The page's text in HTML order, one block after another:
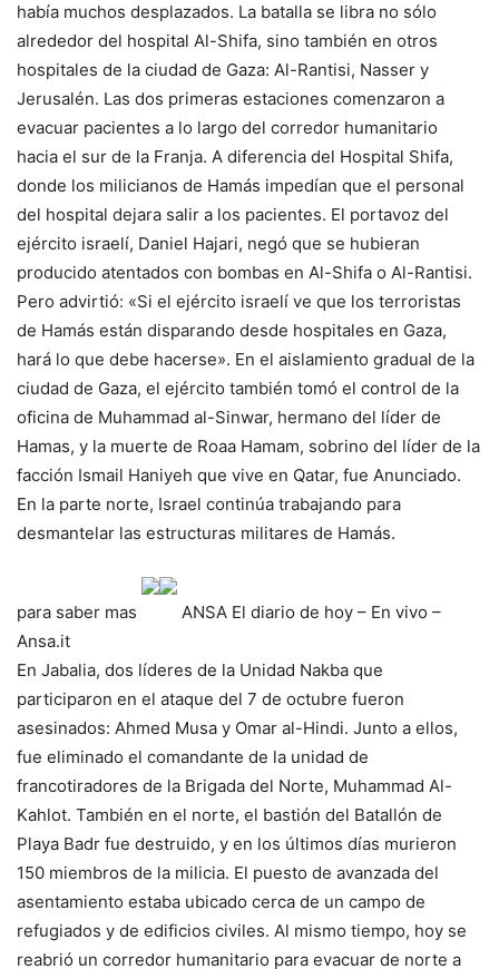
había muchos desplazados. La batalla se libra no sólo
alrededor del hospital Al-Shifa, sino también en otros
hospitales de la ciudad de Gaza: Al-Rantisi, Nasser y
Jerusalén. Las dos primeras estaciones comenzaron a
evacuar pacientes a lo largo del corredor humanitario
hacia el sur de la Franja. A diferencia del Hospital Shifa,
donde los milicianos de Hamás impedían que el personal
del hospital dejara salir a los pacientes. El portavoz del
ejército israelí, Daniel Hajari, negó que se hubieran
producido atentados con bombas en Al-Shifa o Al-Rantisi.
Pero advirtió: «Si el ejército israelí ve que los terroristas
de Hamás están disparando desde hospitales en Gaza,
hará lo que debe hacerse». En el aislamiento gradual de la
ciudad de Gaza, el ejército también tomó el control de la
oficina de Muhammad al-Sinwar, hermano del líder de
Hamas, y la muerte de Roaa Hamam, sobrino del líder de la
facción Ismail Haniyeh que vive en Qatar, fue Anunciado.
En la parte norte, Israel continúa trabajando para
desmantelar las estructuras militares de Hamás.
para saber mas ANSA El diario de hoy – En vivo –
Ansa.it
En Jabalia, dos líderes de la Unidad Nakba que
participaron en el ataque del 7 de octubre fueron
asesinados: Ahmed Musa y Omar al-Hindi. Junto a ellos,
fue eliminado el comandante de la unidad de
francotiradores de la Brigada del Norte, Muhammad Al-
Kahlot. También en el norte, el bastión del Batallón de
Playa Badr fue destruido, y en los últimos días murieron
150 miembros de la milicia. El puesto de avanzada del
asentamiento estaba ubicado cerca de un campo de
refugiados y de edificios civiles. Al mismo tiempo, hoy se
reabrió un corredor humanitario para evacuar de norte a